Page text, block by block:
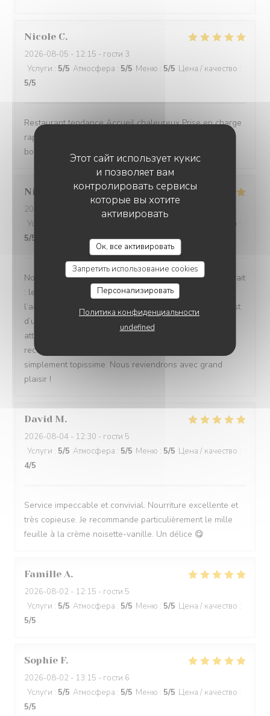
Этот сайт использует кукис
и позволяет вам
контролировать сервисы
которые вы хотите
активировать
Ок, все активировать
Запретить использование cookies
Персонализировать
Политика конфиденциальности
undefined
Nicole C
2026-08-05 - 12:15 - гости 3
Услуги : 5/5 Атмосфера : 5/5 Меню : 5/5 Цена / качество :
5/5
Restaurant tendance Accueil chaleureux Prise en charge
rapide Bon rapport qualité/prix Assiettes copieuses et
bons produits
Nicolas
2026-08-04
- 13:30 - гости 4
Услуги
Цена / качество :
5/5
Nous avons passé un excellent moment ! Tout était parfait
: les repas étaient délicieux, le service irréprochable, et
l’accueil d’une chaleur exceptionnelle. Toute l’équipe est
d’une grande gentillesse, avec de nombreuses petites
attentions qui font vraiment la différence. Nous
recommandons cet établissement à 100 % ! C’est tout
simplement topissime. Nous reviendrons avec grand
plaisir !
David M
2026-08-04 - 12:30 - гости 5
Услуги : 5/5 Атмосфера : 5/5 Меню : 5/5 Цена / качество :
4/5
Service impeccable et convivial. Nourriture excellente et
très copieuse. Je recommande particulièrement le mille
feuille à la crème noisette-vanille. Un délice 😋
Famille A
2026-08-02 - 12:15 - гости 5
Услуги : 5/5 Атмосфера : 5/5 Меню : 5/5 Цена / качество :
5/5
Sophie F
2026-08-02 - 13:15 - гости 6
Услуги : 5/5 Атмосфера : 5/5 Меню : 5/5 Цена / качество :
5/5